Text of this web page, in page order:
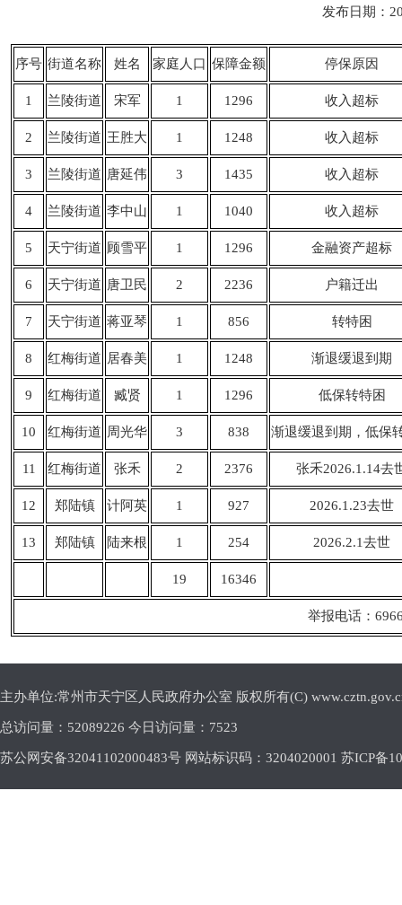
发布日期：
序号 街道名称 姓名 家庭人口 保障金额 停保原因
1 兰陵街道 宋军 1 1296 收入超标
2 兰陵街道 王胜大 1 1248 收入超标
3 兰陵街道 唐延伟 3 1435 收入超标
4 兰陵街道 李中山 1 1040 收入超标
5 天宁街道 顾雪平 1 1296 金融资产超标
6 天宁街道 唐卫民 2 2236 户籍迁出
7 天宁街道 蒋亚琴 1 856 转特困
8 红梅街道 居春美 1 1248 渐退缓退到期
9 红梅街道 臧贤 1 1296 低保转特困
10 红梅街道 周光华 3 838 渐退缓退到期，低保
11 红梅街道 张禾 2 2376 张禾2026.1.14去
12 郑陆镇 计阿英 1 927 2026.1.23去世
13 郑陆镇 陆来根 1 254 2026.2.1去世
19 16346
举报电话：
主办单位:常州市天宁区人民政府办公室 版权所有(C)
总访问量： 52089226 今日访问量： 7523
苏公网安备32041102000483号 网站标识码：3204020001 苏ICP备